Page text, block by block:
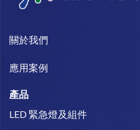
關於我們​
​應用案例
產品
LED 緊急燈及組件